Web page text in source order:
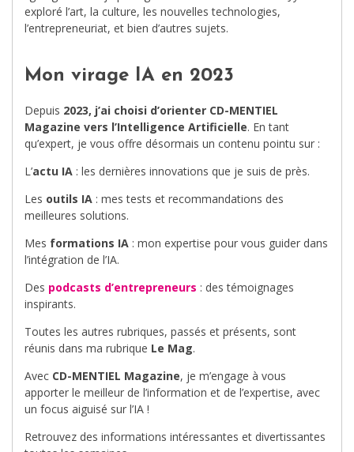
exploré l’art, la culture, les nouvelles technologies,
l’entrepreneuriat, et bien d’autres sujets.
Mon virage IA en 2023
Depuis 2023, j’ai choisi d’orienter CD-MENTIEL
Magazine vers l’Intelligence Artificielle. En tant
qu’expert, je vous offre désormais un contenu pointu sur :
L’actu IA : les dernières innovations que je suis de près.
Les outils IA : mes tests et recommandations des
meilleures solutions.
Mes formations IA : mon expertise pour vous guider dans
l’intégration de l’IA.
Des podcasts d’entrepreneurs : des témoignages
inspirants.
Toutes les autres rubriques, passés et présents, sont
réunis dans ma rubrique Le Mag.
Avec CD-MENTIEL Magazine, je m’engage à vous
apporter le meilleur de l’information et de l’expertise, avec
un focus aiguisé sur l’IA !
Retrouvez des informations intéressantes et divertissantes